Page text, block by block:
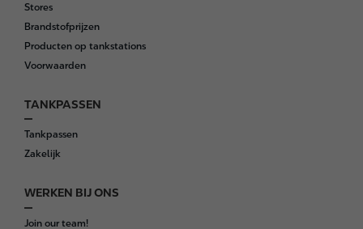
Stores
Brandstofprijzen
Producten op tankstations
Voorwaarden
TANKPASSEN
Tankpassen
Zakelijk
WERKEN BIJ ONS
Join our team!